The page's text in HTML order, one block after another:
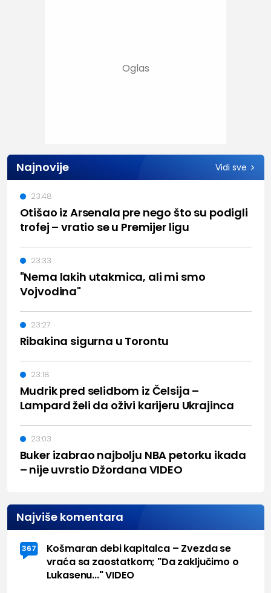
Najnovije Vidi sve
Otišao iz Arsenala pre nego što su podigli
trofej – vratio se u Premijer ligu
23:48
"Nema lakih utakmica, ali mi smo
Vojvodina"
23:33
Ribakina sigurna u Torontu
23:27
Mudrik pred selidbom iz Čelsija –
Lampard želi da oživi karijeru Ukrajinca
23:18
Buker izabrao najbolju NBA petorku ikada
– nije uvrstio Džordana VIDEO
23:03
Najviše komentara
367
Košmaran debi kapitalca – Zvezda se
vraća sa zaostatkom; "Da zaključimo o
Lukasenu..." VIDEO